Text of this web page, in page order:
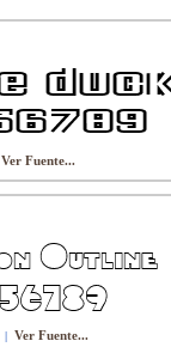
Ver Fuente...
| Ver Fuente...